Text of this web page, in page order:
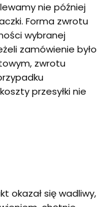
nie później
Forma zwrotu
wybranej
zamówienie było
zwrotu
przesyłki nie
okazał się wadliwy,